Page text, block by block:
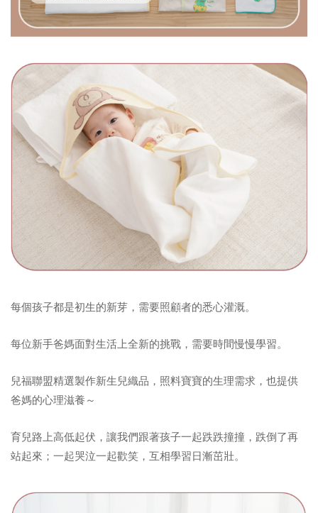
每個孩子都是初生的新芽，需要照顧者的悉心灌溉。
每位新手爸媽面對生活上全新的挑戰，需要時間慢慢學習。
兒福聯盟精選製作新生兒織品，照料寶寶的生理需求，也提供
爸媽的心理滋養～
育兒路上高低起伏，讓我們跟著孩子一起跌跌撞撞，跌倒了再
站起來；一起哭泣一起歡笑，互相學習日漸茁壯。